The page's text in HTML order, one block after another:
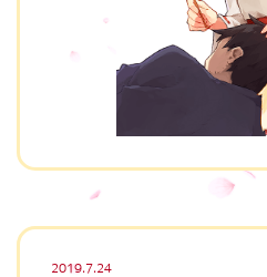
2019.7.24